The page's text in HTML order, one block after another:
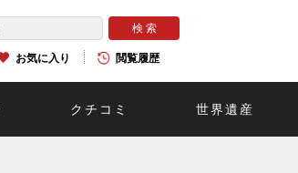
お気に入り 閲覧履歴
クチコミ 世界遺産